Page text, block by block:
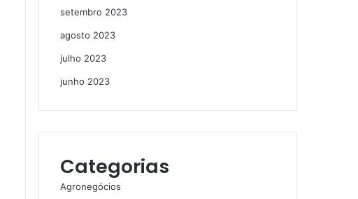
setembro 2023
agosto 2023
julho 2023
junho 2023
Categorias
Agronegócios